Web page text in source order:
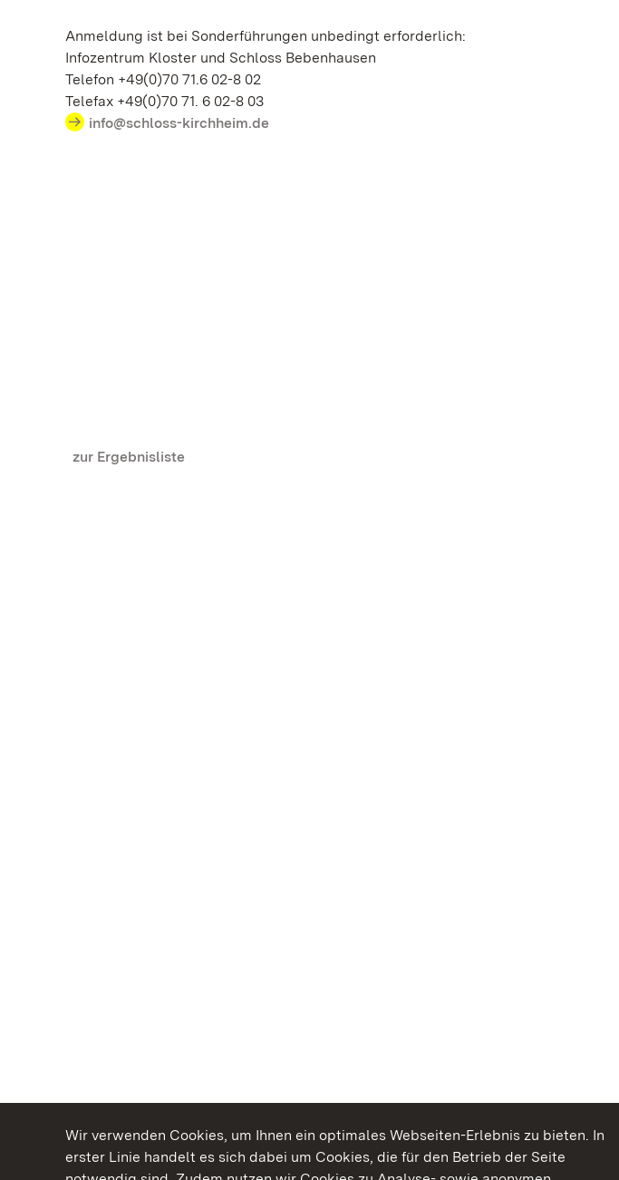
Wir verwenden Cookies, um Ihnen ein optimales Webseiten-Erlebnis zu bieten. In
erster Linie handelt es sich dabei um Cookies, die für den Betrieb der Seite
Anmeldung ist bei Sonderführungen unbedingt erforderlich:
Infozentrum Kloster und Schloss Bebenhausen
Telefon +49(0)70 71.6 02-8 02
Telefax +49(0)70 71. 6 02-8 03
info@schloss-kirchheim.de
zur Ergebnisliste